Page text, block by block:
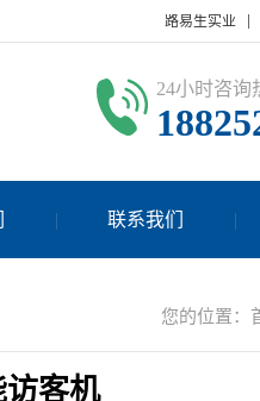
路易生实业
24小时咨询
联系我们
您的位置：
客机